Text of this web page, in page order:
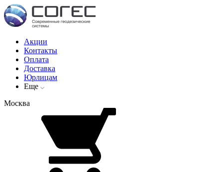
Акции
Контакты
Оплата
Доставка
Юрлицам
Еще
Москва